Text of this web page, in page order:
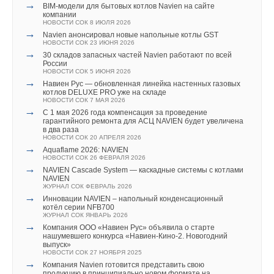
→
BIM-модели для бытовых котлов Navien на сайте
компании
НОВОСТИ СОК 8 ИЮЛЯ 2026
→ ​​​​​​​Navien анонсировал новые напольные котлы GST
НОВОСТИ СОК 23 ИЮНЯ 2026
→
30 складов запасных частей Navien работают по всей
России
НОВОСТИ СОК 5 ИЮНЯ 2026
→
Навиен Рус — обновленная линейка настенных газовых
котлов DELUXE PRO уже на складе
НОВОСТИ СОК 7 МАЯ 2026
→
С 1 мая 2026 года компенсация за проведение
гарантийного ремонта для АСЦ NAVIEN будет увеличена
в два раза
НОВОСТИ СОК 20 АПРЕЛЯ 2026
→ Aquaflame 2026: NAVIEN
НОВОСТИ СОК 26 ФЕВРАЛЯ 2026
→
NAVIEN Cascade System — каскадные системы с котлами
NAVIEN
ЖУРНАЛ СОК ФЕВРАЛЬ 2026
→
Инновации NAVIEN – напольный конденсационный
котёл серии NFB700
ЖУРНАЛ СОК ЯНВАРЬ 2026
→
Компания ООО «Навиен Рус» объявила о старте
нашумевшего конкурса «Навиен-Кино-2. Новогодний
выпуск»
НОВОСТИ СОК 27 НОЯБРЯ 2025
→
Компания Navien готовится представить свою
→
Германия подключила более 1 ГВт морской
ветроэнергетики за полгода
НОВОСТИ СОК 22 ИЮЛЯ 2026
Комментарии
В этой теме еще нет комментариев
Добавить комментарий
Ваше имя *
Ваш E-mail *
Текст комментария